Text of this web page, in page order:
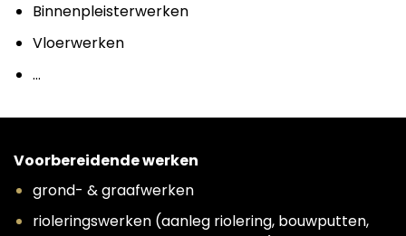
Binnenpleisterwerken
Vloerwerken
…
Voorbereidende werken
grond- & graafwerken
rioleringswerken (aanleg riolering, bouwputten,